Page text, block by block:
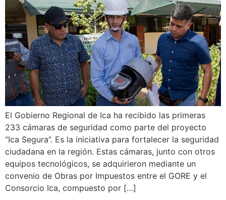
El Gobierno Regional de Ica ha recibido las primeras
233 cámaras de seguridad como parte del proyecto
“Ica Segura”. Es la iniciativa para fortalecer la seguridad
ciudadana en la región. Estas cámaras, junto con otros
equipos tecnológicos, se adquirieron mediante un
convenio de Obras por Impuestos entre el GORE y el
Consorcio Ica, compuesto por […]